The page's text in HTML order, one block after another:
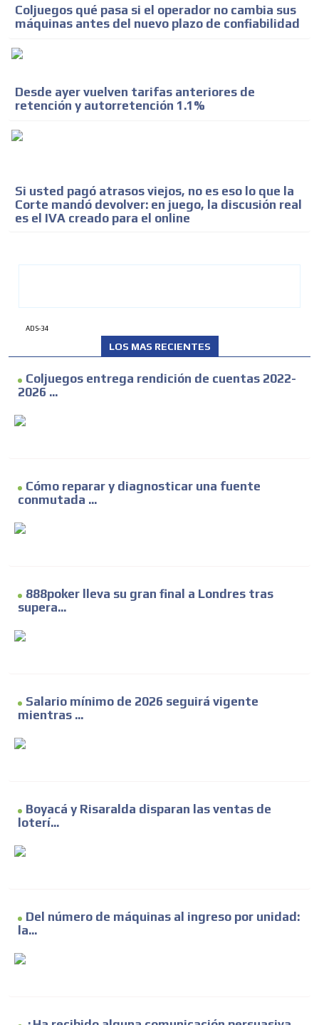
Coljuegos qué pasa si el operador no cambia sus
máquinas antes del nuevo plazo de confiabilidad
Desde ayer vuelven tarifas anteriores de
retención y autorretención 1.1%
Si usted pagó atrasos viejos, no es eso lo que la
Corte mandó devolver: en juego, la discusión real
es el IVA creado para el online
ADS-34
LOS MAS RECIENTES
Coljuegos entrega rendición de cuentas 2022-
2026 ...
Cómo reparar y diagnosticar una fuente
conmutada ...
888poker lleva su gran final a Londres tras
supera...
Salario mínimo de 2026 seguirá vigente
mientras ...
Boyacá y Risaralda disparan las ventas de
loterí...
Del número de máquinas al ingreso por unidad:
la...